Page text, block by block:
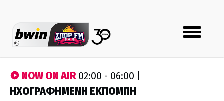
Toggle
navigation
NOW ON AIR02:00 - 06:00 |
ΗΧΟΓΡΑΦΗΜΕΝΗ ΕΚΠΟΜΠΗ